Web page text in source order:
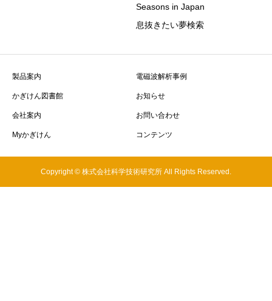
Seasons in Japan
息抜きたい夢検索
製品案内 電磁波解析事例
かぎけん図書館 お知らせ
会社案内 お問い合わせ
Myかぎけん コンテンツ
Copyright © 株式会社科学技術研究所 All Rights Reserved.